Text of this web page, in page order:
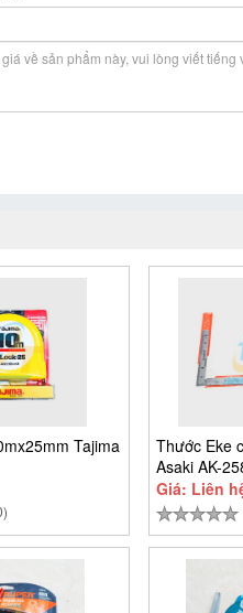
Tajima
Thước Eke
Asaki AK-
Giá: Liên